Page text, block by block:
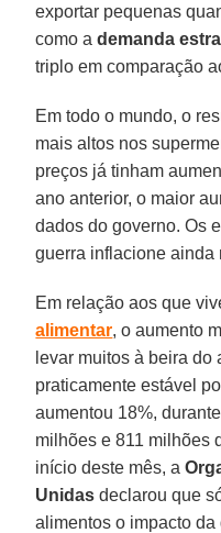
exportar pequenas
como ademanda
triplo em comparação
Em todo o mundo, o
mais altos nos
preços já tinham
ano anterior, o maior
dados do governo. Os
guerra inflacione ainda
Em relação aos que
alimentar, o aumento
levar muitos à beira do
praticamente estável
aumentou 18%,
milhões e 811 milhões
início deste mês, a
Unidas declarou que
alimentos o impacto